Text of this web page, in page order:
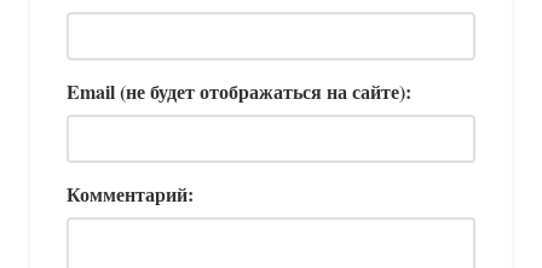
Email (не будет отображаться на сайте):
Комментарий: